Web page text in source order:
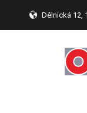
Dělnická 12,